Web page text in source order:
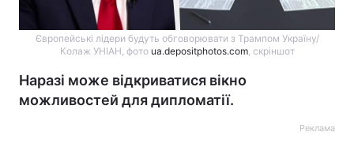
Європейські лідери будуть обговорювати з Трампом Україну/
Колаж УНІАН, фото ua.depositphotos.com, скріншот
Наразі може відкриватися вікно
можливостей для дипломатії.
Реклама